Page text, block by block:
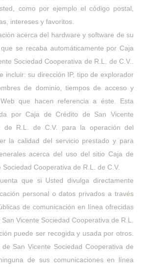
como por ejemplo el código postal,
intereses y favoritos.
acerca del hardware y software de su
se recaba automáticamente por Caja
Sociedad Cooperativa de R.L. de C.V..
incluir: su dirección IP, tipo de explorador
de dominio, tiempos de acceso y
que hacen referencia a éste. Esta
por Caja de Crédito de San Vicente
de R.L. de C.V. para la operación del
la calidad del servicio prestado y para
acerca del uso del sitio Caja de
Cooperativa de R.L. de C.V.
que si Usted divulga directamente
personal o datos privados a través
de comunicación en línea ofrecidas
Vicente Sociedad Cooperativa de R.L.
puede ser recogida y usada por otros.
San Vicente Sociedad Cooperativa de
de sus comunicaciones en línea